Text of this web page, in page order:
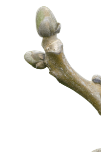
Santé & Bien-Être
Ateliers & Formations
Nous trouver